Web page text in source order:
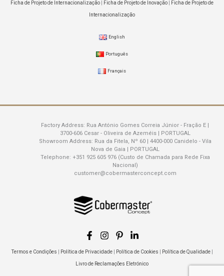
Ficha de Projeto de Internacionalização Ficha de Projeto de Inovação Ficha de Projeto de
Internacionalização
English
Português
Français
Factory Address: Rua António Gomes Correia Júnior - Fração E |
3700-606 Cesar - Oliveira de Azeméis | PORTUGAL
Showroom Address: Rua da Fitela, Nº 60 | 4400-000 Canidelo - Vila
Nova de Gaia | PORTUGAL
Telephone: +351 925 605 976 (Custo de Chamada para Rede Fixa
Nacional)
customer@cobermasterconcept.com
Termos e Condições Política de Privacidade| Política de Cookies Política de Qualidade|
Livro de Reclamações Eletrónico